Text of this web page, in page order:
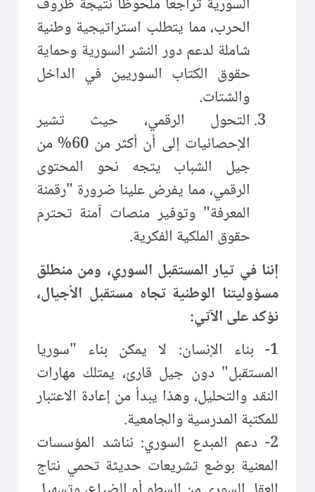
الحرب، مما يتطلب استراتيجية وطنية
شاملة لدعم دور النشر السورية وحماية
حقوق الكتاب السوريين في الداخل
والشتات.
التحول الرقمي، حيث تشير
الإحصائيات إلى أن أكثر من 60% من
جيل الشباب يتجه نحو المحتوى
الرقمي، مما يفرض علينا ضرورة "رقمنة
المعرفة" وتوفير منصات آمنة تحترم
حقوق الملكية الفكرية.
إننا في تيار المستقبل السوري، ومن منطلق
مسؤوليتنا الوطنية تجاه مستقبل الأجيال،
نؤكد على الآتي:
1- بناء الإنسان: لا يمكن بناء "سوريا
المستقبل" دون جيل قارئ، يمتلك مهارات
النقد والتحليل، وهذا يبدأ من إعادة الاعتبار
للمكتبة المدرسية والجامعية.
2- دعم المبدع السوري: نناشد المؤسسات
المعنية بوضع تشريعات حديثة تحمي نتاج